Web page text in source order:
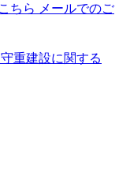
メールでのご
守重建設に関する